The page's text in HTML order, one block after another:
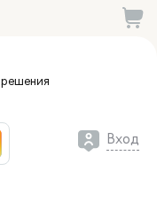
решения
Вход